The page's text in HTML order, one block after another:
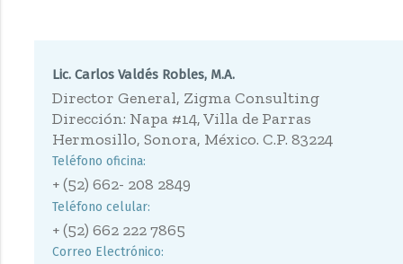
Lic. Carlos Valdés Robles, M.A.
Director General, Zigma Consulting
Dirección: Napa #14, Villa de Parras
Hermosillo, Sonora, México. C.P. 83224
Teléfono oficina:
+ (52) 662- 208 2849
Teléfono celular:
+ (52) 662 222 7865
Correo Electrónico: